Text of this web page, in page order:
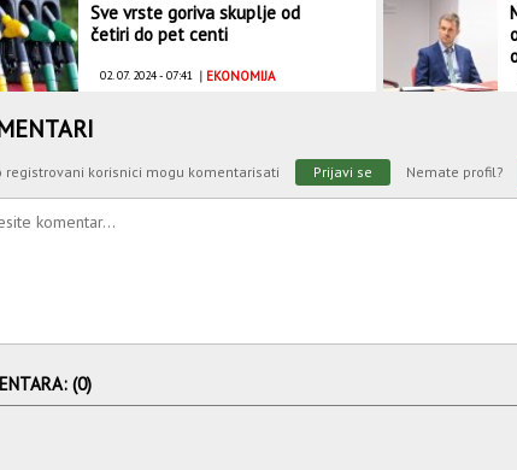
Sve vrste goriva skuplje od
četiri do pet centi
02. 07. 2024 - 07:41 | EKONOMIJA
registrovani korisnici mogu komentarisati Prijavi se Nemate profil?
(0)